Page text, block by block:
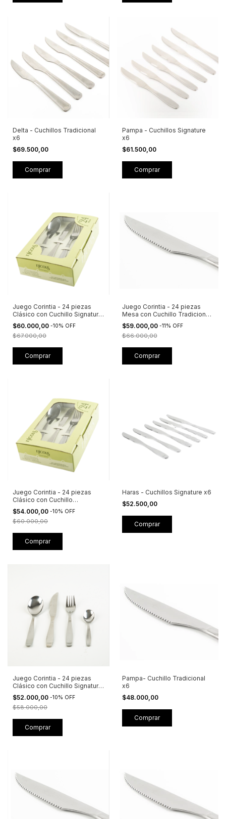
Delta - Cuchillos Tradicional
x6
$69.500,00
Pampa - Cuchillos Signature
x6
$61.500,00
Juego Corintia - 24 piezas
Clásico con Cuchillo Signature
+ Caja Visora - Linea
Económica
$60.000,00 -10% OFF
$67.000,00
Juego Corintia - 24 piezas
Mesa con Cuchillo Tradicional
- Linea Económica
$59.000,00 -11% OFF
$66.000,00
Juego Corintia - 24 piezas
Clásico con Cuchillo
Tradicional + Caja Visora -
Linea Económica
$54.000,00 -10% OFF
$60.000,00
Haras - Cuchillos Signature x6
$52.500,00
Juego Corintia - 24 piezas
Clásico con Cuchillo Signature
- Linea economica
$52.000,00 -10% OFF
$58.000,00
Pampa- Cuchillo Tradicional
x6
$48.000,00